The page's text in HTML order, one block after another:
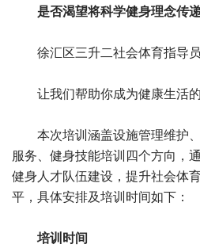
是否渴望将科学健身理念传
徐汇区三升二社会体育指导员
让我们帮助你成为健康生活的
本次培训涵盖设施管理维护
服务、健身技能培训四个方向，
健身人才队伍建设，提升社会体
平，具体安排及培训时间如下：
培训时间